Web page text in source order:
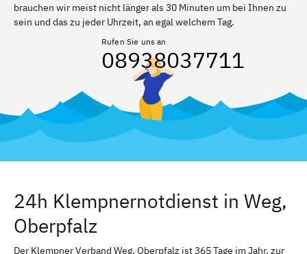
brauchen wir meist nicht länger als 30 Minuten um bei Ihnen zu
sein und das zu jeder Uhrzeit, an egal welchem Tag.
Rufen Sie uns an
08938037711
24h Klempnernotdienst in Weg,
Oberpfalz
Der Klempner Verband Weg, Oberpfalz ist 365 Tage im Jahr, zur